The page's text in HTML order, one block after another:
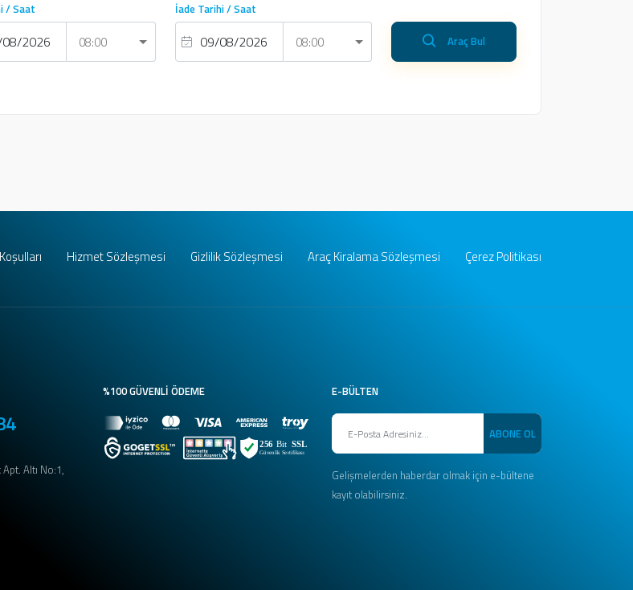
/ Saat
08:00
İade Tarihi / Saat
08:00 Araç Bul
Hizmet Sözleşmesi Gizlilik Sözleşmesi Araç Kiralama Sözleşmesi Çerez Politikası
Altı No:1,
%100 GÜVENLİ ÖDEME E-BÜLTEN
ABONE OL
Gelişmelerden haberdar olmak için e-bültene
kayıt olabilirsiniz.